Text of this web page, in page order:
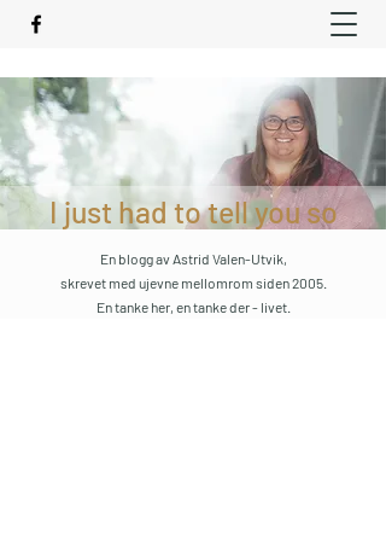
I just had to tell you so
En blogg av Astrid Valen-Utvik,
skrevet med ujevne mellomrom siden 2005.
En tanke her, en tanke der - livet.